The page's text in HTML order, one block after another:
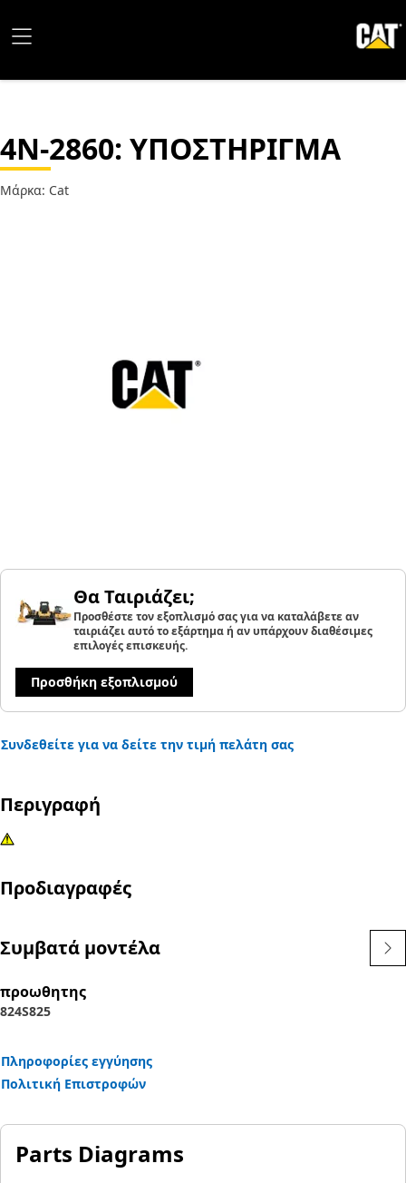
4N-2860: ΥΠΟΣΤΗΡΙΓΜΑ
Μάρκα: Cat
Θα Ταιριάζει;
Προσθέστε τον εξοπλισμό σας για να καταλάβετε αν
ταιριάζει αυτό το εξάρτημα ή αν υπάρχουν διαθέσιμες
επιλογές επισκευής.
Προσθήκη εξοπλισμού
Συνδεθείτε για να δείτε την τιμή πελάτη σας
Περιγραφή
Προδιαγραφές
Συμβατά μοντέλα
προωθητης
824S825
Πληροφορίες εγγύησης
Πολιτική Επιστροφών
Parts Diagrams